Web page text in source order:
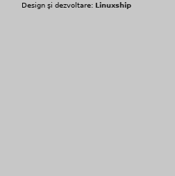
Design şi dezvoltare: Linuxship